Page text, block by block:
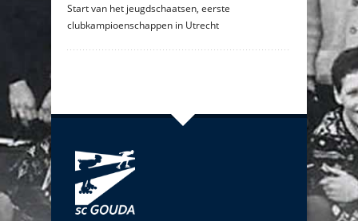
Start van het jeugdschaatsen, eerste
clubkampioenschappen in Utrecht